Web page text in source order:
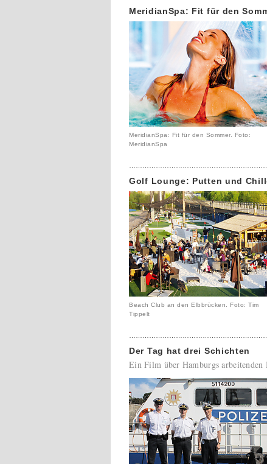
MeridianSpa: Fit für den
MeridianSpa: Fit für den Sommer. Foto:
MeridianSpa
Golf Lounge: Putten und
Beach Club an den Elbbrücken. Foto: Tim
Tippelt
Der Tag hat drei Schichten
Ein Film über Hamburgs arbeitenden